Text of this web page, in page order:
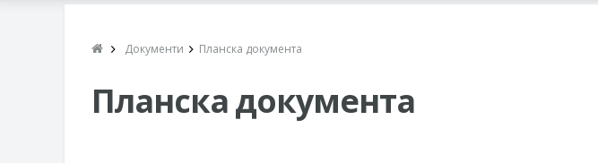
Документи Планска документа
Планска документа